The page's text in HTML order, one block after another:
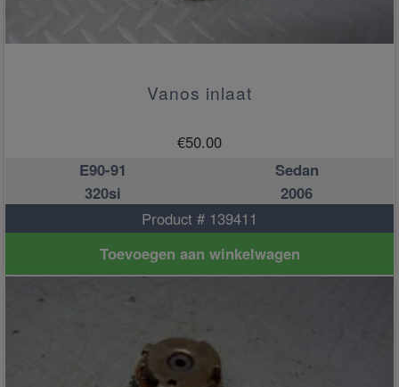
Vanos inlaat
€50.00
E90-91
Sedan
320si
2006
Product # 139411
Toevoegen aan winkelwagen